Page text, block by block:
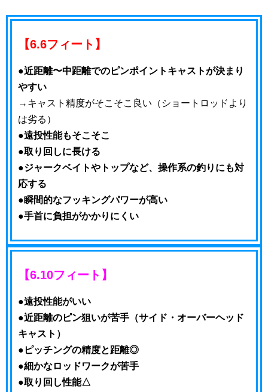
【6.6フィート】
●近距離〜中距離でのピンポイントキャストが決まり
やすい
→キャスト精度がそこそこ良い（ショートロッドより
は劣る）
●遠投性能もそこそこ
●取り回しに長ける
●ジャークベイトやトップなど、操作系の釣りにも対
応する
●瞬間的なフッキングパワーが高い
●手首に負担がかかりにくい
【6.10フィート】
●遠投性能がいい
●近距離のピン狙いが苦手（サイド・オーバーヘッド
キャスト）
●ピッチングの精度と距離◎
●細かなロッドワークが苦手
●取り回し性能△